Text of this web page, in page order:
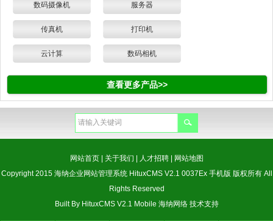
数码摄像机 服务器
传真机 打印机
云计算 数码相机
查看更多产品>>
网站首页| 关于我们 人才招聘|
网站地图
Copyright 2015 海纳企业网站管理系统 HituxCMS V2.1 0037Ex 手机版 版权所有 All
Rights Reserved
Built By HituxCMS V2.1 Mobile 海纳网络技术支持